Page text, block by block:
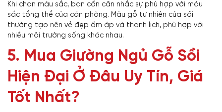
Khi chọn màu sắc, bạn cần cân nhắc sự phù hợp với màu
sắc tổng thể của căn phòng. Màu gỗ tự nhiên của sồi
thường tạo nên vẻ đẹp ấm áp và thanh lịch, phù hợp với
nhiều môi trường sống khác nhau.
5. Mua Giường Ngủ Gỗ Sồi
Hiện Đại Ở Đâu Uy Tín, Giá
Tốt Nhất?